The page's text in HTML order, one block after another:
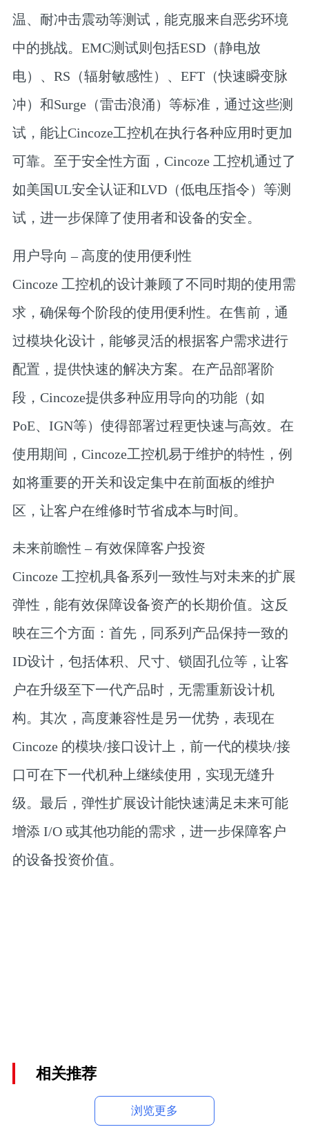
温、耐冲击震动等测试，能克服来自恶劣环境
中的挑战。EMC测试则包括ESD（静电放
电）、RS（辐射敏感性）、EFT（快速瞬变脉
冲）和Surge（雷击浪涌）等标准，通过这些测
试，能让Cincoze工控机在执行各种应用时更加
可靠。至于安全性方面，Cincoze 工控机通过了
如美国UL安全认证和LVD（低电压指令）等测
试，进一步保障了使用者和设备的安全。
用户导向 – 高度的使用便利性
Cincoze 工控机的设计兼顾了不同时期的使用需
求，确保每个阶段的使用便利性。在售前，通
过模块化设计，能够灵活的根据客户需求进行
配置，提供快速的解决方案。在产品部署阶
段，Cincoze提供多种应用导向的功能（如
PoE、IGN等）使得部署过程更快速与高效。在
使用期间，Cincoze工控机易于维护的特性，例
如将重要的开关和设定集中在前面板的维护
区，让客户在维修时节省成本与时间。
未来前瞻性 – 有效保障客户投资
Cincoze 工控机具备系列一致性与对未来的扩展
弹性，能有效保障设备资产的长期价值。这反
映在三个方面：首先，同系列产品保持一致的
ID设计，包括体积、尺寸、锁固孔位等，让客
户在升级至下一代产品时，无需重新设计机
构。其次，高度兼容性是另一优势，表现在
Cincoze 的模块/接口设计上，前一代的模块/接
口可在下一代机种上继续使用，实现无缝升
级。最后，弹性扩展设计能快速满足未来可能
增添 I/O 或其他功能的需求，进一步保障客户
的设备投资价值。
相关推荐
浏览更多